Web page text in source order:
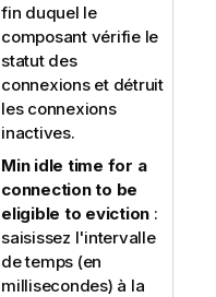
fin duquel le
composant vérifie le
statut des
connexions et détruit
les connexions
inactives.
Min idle time for a
connection to be
eligible to eviction :
saisissez l'intervalle
de temps (en
millisecondes) à la